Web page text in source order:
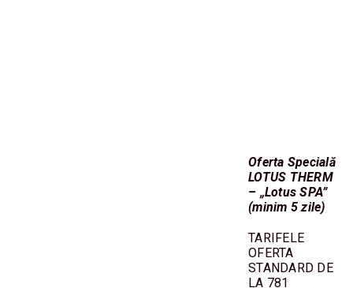
Oferta Specială
LOTUS THERM
– „Lotus SPA”
(minim 5 zile)
TARIFELE
OFERTA
STANDARD DE
LA 781